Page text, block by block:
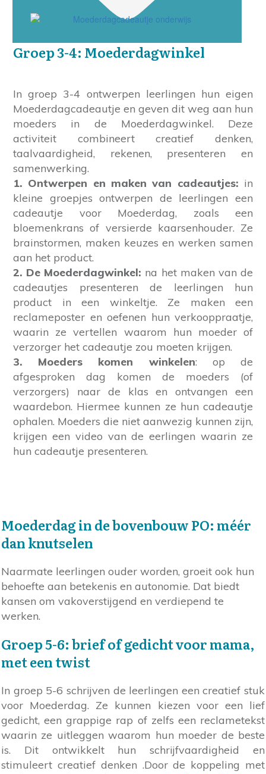
Groep 3-4: Moederdagwinkel
In groep 3-4 ontwerpen leerlingen hun eigen
Moederdagcadeautje en geven dit weg aan hun
moeders in de Moederdagwinkel. Deze
activiteit combineert creatief denken,
taalvaardigheid, rekenen, presenteren en
samenwerking.
1. Ontwerpen en maken van cadeautjes: in
kleine groepjes ontwerpen de leerlingen een
cadeautje voor Moederdag, zoals een
bloemenkrans of versierde kaarsenhouder. Ze
brainstormen, maken keuzes en werken samen
aan het product.
2. De Moederdagwinkel: na het maken van de
cadeautjes presenteren de leerlingen hun
product in een winkeltje. Ze maken een
reclameposter en oefenen hun verkooppraatje,
waarin ze vertellen waarom hun moeder of
verzorger het cadeautje zou moeten krijgen.
3. Moeders komen winkelen: op de
afgesproken dag komen de moeders (of
verzorgers) naar de klas en ontvangen een
waardebon. Hiermee kunnen ze hun cadeautje
ophalen. Moeders die niet aanwezig kunnen zijn,
krijgen een video van de eerlingen waarin ze
hun cadeautje presenteren.
Moederdag in de bovenbouw PO: méér
dan knutselen
Naarmate leerlingen ouder worden, groeit ook hun
behoefte aan betekenis en autonomie. Dat biedt
kansen om vakoverstijgend en verdiepend te
werken.
Groep 5-6: brief of gedicht voor mama,
met een twist
In groep 5-6 schrijven de leerlingen een creatief stuk
voor Moederdag. Ze kunnen kiezen voor een lief
gedicht, een grappige rap of zelfs een reclametekst
waarin ze uitleggen waarom hun moeder de beste
is. Dit ontwikkelt hun schrijfvaardigheid en
stimuleert creatief denken .Door de koppeling met